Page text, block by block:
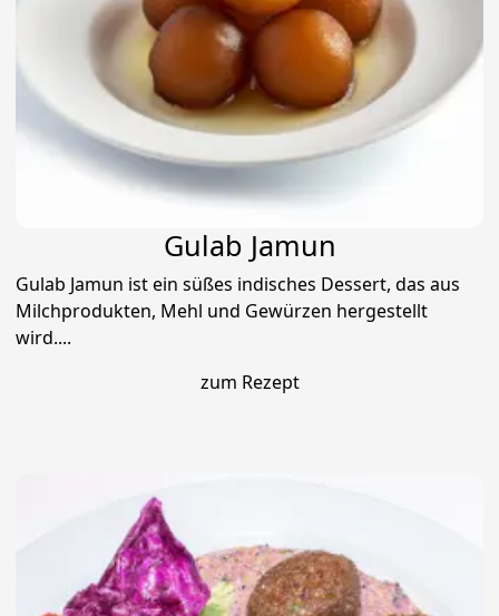
Gulab Jamun
Gulab Jamun ist ein süßes indisches Dessert, das aus
Milchprodukten, Mehl und Gewürzen hergestellt
wird....
zum Rezept